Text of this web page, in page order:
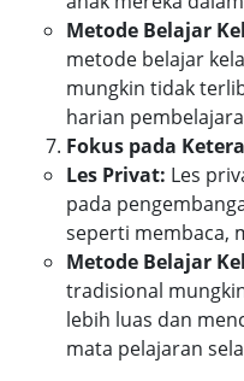
Metode Belajar
metode belajar
mungkin tidak
harian
Fokus pada
Les Privat: Les
pada
seperti membaca,
Metode Belajar
tradisional
lebih luas dan
mata pelajaran